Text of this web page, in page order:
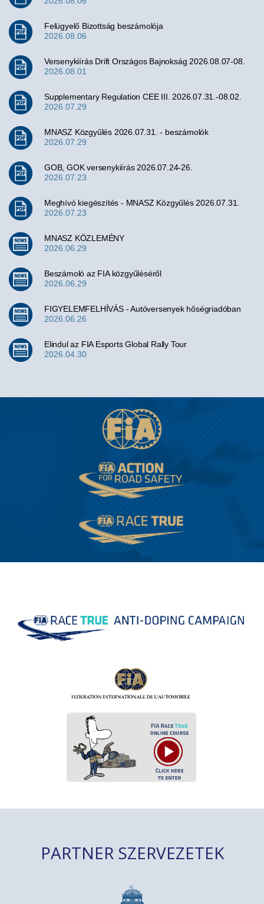
Felügyelő Bizottság beszámolója
2026.08.06
Versenykiírás Drift Országos Bajnokság 2026.08.07-08.
2026.08.01
Supplementary Regulation CEE III. 2026.07.31.-08.02.
2026.07.29
MNASZ Közgyűlés 2026.07.31. - beszámolók
2026.07.29
GOB, GOK versenykiírás 2026.07.24-26.
2026.07.23
Meghívó kiegészítés - MNASZ Közgyűlés 2026.07.31.
2026.07.23
MNASZ KÖZLEMÉNY
2026.06.29
Beszámoló az FIA közgyűléséről
2026.06.29
FIGYELEMFELHÍVÁS - Autóversenyek hőségriadóban
2026.06.26
Elindul az FIA Esports Global Rally Tour
2026.04.30
PARTNER SZERVEZETEK